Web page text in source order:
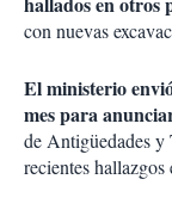
con nuevas
El ministerio
mes para
de Antigüedades y
recientes